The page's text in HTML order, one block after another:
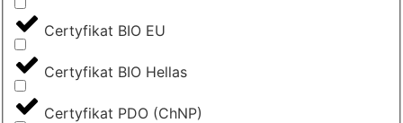
Certyfikat BIO EU
Certyfikat BIO Hellas
Certyfikat PDO (ChNP)